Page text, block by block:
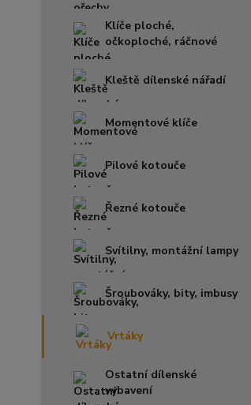
Klíče ploché,
očkoploché, ráčnové
Kleště dílenské nářadí
Momentové klíče
Pilové kotouče
Řezné kotouče
Svítilny, montážní lampy
Šroubováky, bity, imbusy
Vrtáky
Ostatní dílenské
vybavení